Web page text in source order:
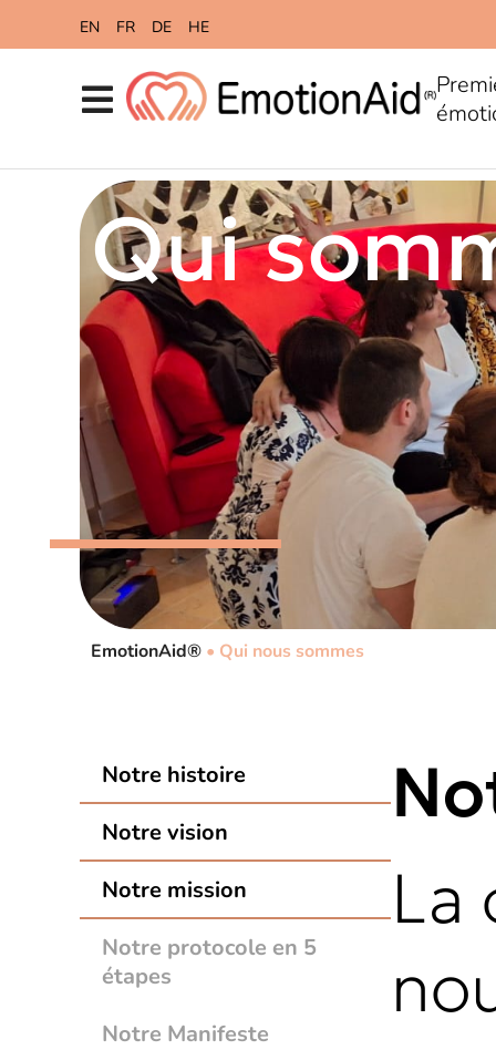
EN FR DE HE
Qui
EmotionAid® • Qui nous sommes
Notre histoire
Notre vision
Notre mission
Notre protocole en 5
étapes
Notre Manifeste
La